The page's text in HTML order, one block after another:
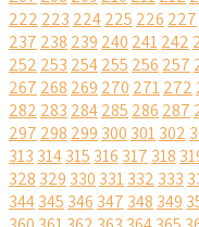
222 223 224225 226 227
237 238 239 240 241242
252 253 254255 256 257
267 268 269 270 271272
282 283 284285 286 287
297 298 299 300 301302
313 314315 316 317 318
328 329 330 331332 333
344345 346 347 348 349